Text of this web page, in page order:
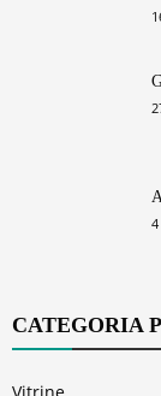
CATEGORIA
Vitrine